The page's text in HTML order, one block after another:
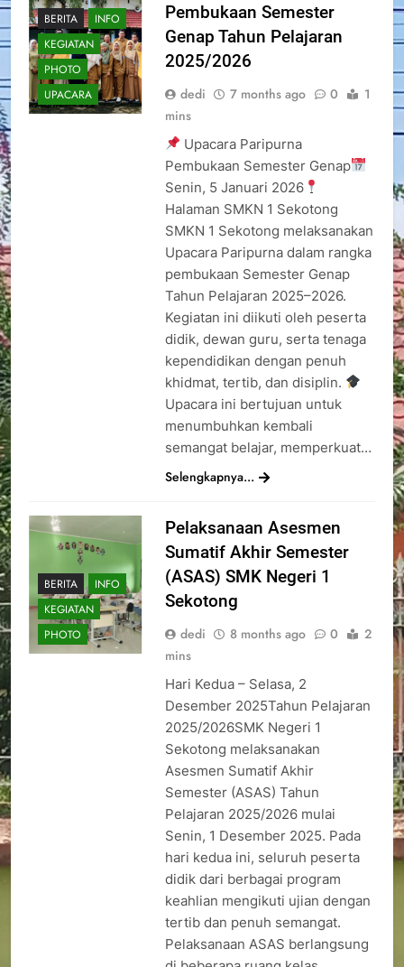
BERITA
INFO
KEGIATAN
PHOTO
UPACARA
Pembukaan Semester
Genap Tahun Pelajaran
2025/2026
dedi 7 months ago 0
1
mins
Upacara Paripurna
Pembukaan Semester Genap
Senin, 5 Januari 2026
Halaman SMKN 1 Sekotong
SMKN 1 Sekotong melaksanakan
Upacara Paripurna dalam rangka
pembukaan Semester Genap
Tahun Pelajaran 2025–2026.
Kegiatan ini diikuti oleh peserta
didik, dewan guru, serta tenaga
kependidikan dengan penuh
khidmat, tertib, dan disiplin.
Upacara ini bertujuan untuk
menumbuhkan kembali
semangat belajar, memperkuat…
Selengkapnya...
BERITA
INFO
KEGIATAN
PHOTO
Pelaksanaan Asesmen
Sumatif Akhir Semester
(ASAS) SMK Negeri 1
Sekotong
dedi 8 months ago 0
2
mins
Hari Kedua – Selasa, 2
Desember 2025Tahun Pelajaran
2025/2026SMK Negeri 1
Sekotong melaksanakan
Asesmen Sumatif Akhir
Semester (ASAS) Tahun
Pelajaran 2025/2026 mulai
Senin, 1 Desember 2025. Pada
hari kedua ini, seluruh peserta
didik dari berbagai program
keahlian mengikuti ujian dengan
tertib dan penuh semangat.
Pelaksanaan ASAS berlangsung